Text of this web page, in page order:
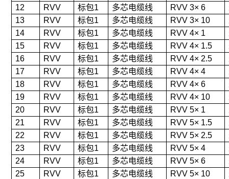
12
RVV 标包1 多芯电缆线 RVV 3× 6
13
RVV 标包1 多芯电缆线 RVV 3× 10
14
RVV 标包1 多芯电缆线 RVV 4× 1
15
RVV 标包1 多芯电缆线 RVV 4× 1.5
16
RVV 标包1 多芯电缆线 RVV 4× 2.5
17
RVV 标包1 多芯电缆线 RVV 4× 4
18
RVV 标包1 多芯电缆线 RVV 4× 6
19
RVV 标包1 多芯电缆线 RVV 4× 10
20
RVV 标包1 多芯电缆线 RVV 5× 1
21
RVV 标包1 多芯电缆线 RVV 5× 1.5
22
RVV 标包1 多芯电缆线 RVV 5× 2.5
23
RVV 标包1 多芯电缆线 RVV 5× 4
24
RVV 标包1 多芯电缆线 RVV 5× 6
25
RVV 标包1 多芯电缆线 RVV 5× 10